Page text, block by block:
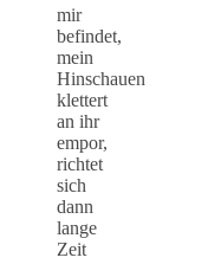
mir
befindet,
mein
Hinschauen
klettert
an ihr
empor,
richtet
sich
dann
lange
Zeit